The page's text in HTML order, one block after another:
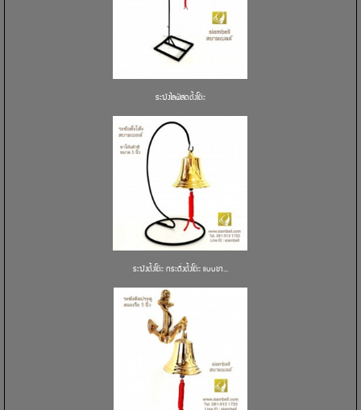
ระฆังไลฟ์สดตั้งโต๊ะ
ระฆังตั้งโต๊ะ กระดิ่งตั้งโต๊ะ แบบขา...